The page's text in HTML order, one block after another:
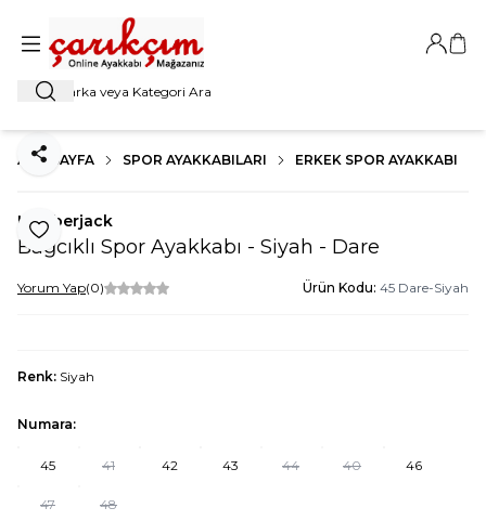
Ara
Giriş
ANA SAYFA SPOR AYAKKABILARI ERKEK SPOR AYAKKABI
Favoriye Ekle
Paylaş
Lumberjack
Bağcıklı Spor Ayakkabı - Siyah - Dare
Yorum Yap(0) Ürün Kodu: 45 Dare-Siyah
Renk: Siyah
Numara:
45 41 42 43 44 40 46
47 48